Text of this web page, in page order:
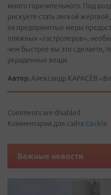
много горячительного. Под
рискуете стать легкой
на предпринятые меры
пляжных «гастролеров»,
чем быстрее вы это сделаете,
украденные вещи.
Автор: Александр КАРАСЁВ
Comments are disabled
Комментарии для сайта Cackle
Важные новости